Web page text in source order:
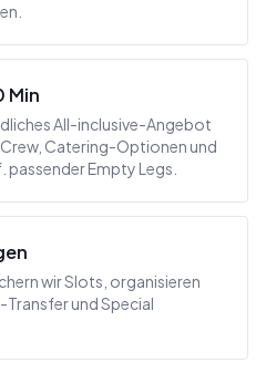
Min
All-inclusive-Angebot
Catering-Optionen und
passender Empty Legs.
wir Slots, organisieren
und Special